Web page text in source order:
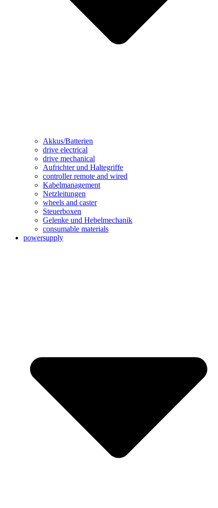
Akkus/Batterien
drive electrical
drive mechanical
Aufrichter und Haltegriffe
controller remote and wired
Kabelmanagement
Netzleitungen
wheels and caster
Steuerboxen
Gelenke und Hebelmechanik
consumable materials
powersupply